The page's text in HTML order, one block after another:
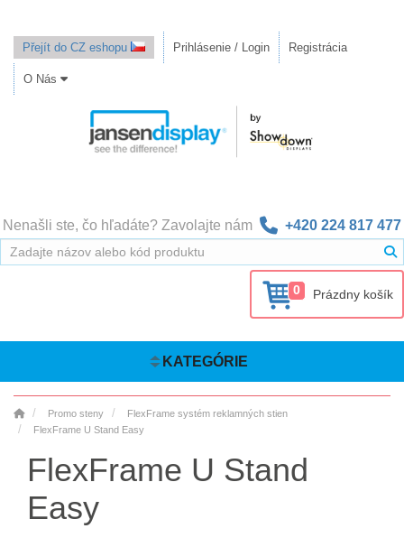
Přejít do CZ eshopu Prihlásenie / Login Registrácia
O Nás
Nenašli ste, čo hľadáte? Zavolajte nám +420 224 817 477
0 Prázdny košík
KATEGÓRIE
Promo steny
FlexFrame systém reklamných stien
FlexFrame U Stand Easy
FlexFrame U Stand
Easy